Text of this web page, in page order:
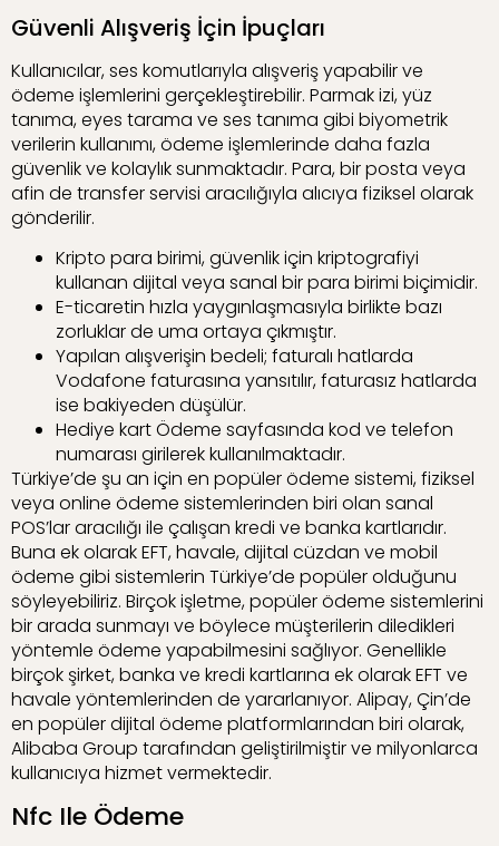
Güvenli Alışveriş İçin İpuçları
Kullanıcılar, ses komutlarıyla alışveriş yapabilir ve
ödeme işlemlerini gerçekleştirebilir. Parmak izi, yüz
tanıma, eyes tarama ve ses tanıma gibi biyometrik
verilerin kullanımı, ödeme işlemlerinde daha fazla
güvenlik ve kolaylık sunmaktadır. Para, bir posta veya
afin de transfer servisi aracılığıyla alıcıya fiziksel olarak
gönderilir.
Kripto para birimi, güvenlik için kriptografiyi
kullanan dijital veya sanal bir para birimi biçimidir.
E-ticaretin hızla yaygınlaşmasıyla birlikte bazı
zorluklar de uma ortaya çıkmıştır.
Yapılan alışverişin bedeli; faturalı hatlarda
Vodafone faturasına yansıtılır, faturasız hatlarda
ise bakiyeden düşülür.
Hediye kart Ödeme sayfasında kod ve telefon
numarası girilerek kullanılmaktadır.
Türkiye’de şu an için en popüler ödeme sistemi, fiziksel
veya online ödeme sistemlerinden biri olan sanal
POS’lar aracılığı ile çalışan kredi ve banka kartlarıdır.
Buna ek olarak EFT, havale, dijital cüzdan ve mobil
ödeme gibi sistemlerin Türkiye’de popüler olduğunu
söyleyebiliriz. Birçok işletme, popüler ödeme sistemlerini
bir arada sunmayı ve böylece müşterilerin diledikleri
yöntemle ödeme yapabilmesini sağlıyor. Genellikle
birçok şirket, banka ve kredi kartlarına ek olarak EFT ve
havale yöntemlerinden de yararlanıyor. Alipay, Çin’de
en popüler dijital ödeme platformlarından biri olarak,
Alibaba Group tarafından geliştirilmiştir ve milyonlarca
kullanıcıya hizmet vermektedir.
Nfc Ile Ödeme